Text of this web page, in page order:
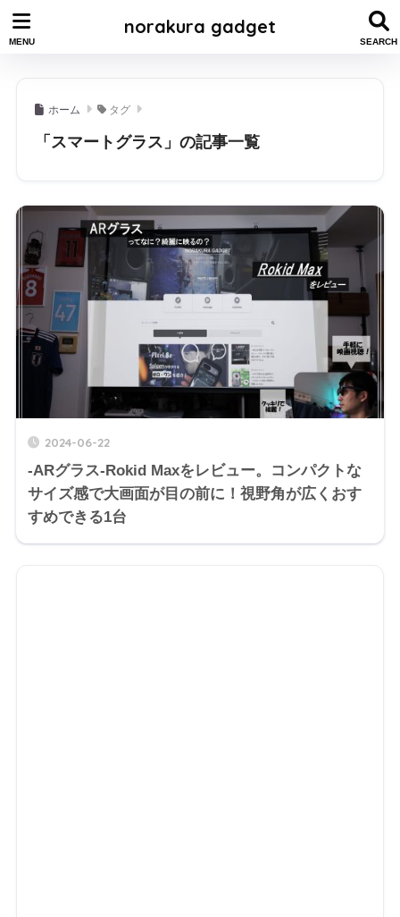
norakura gadget
ホーム タグ
「スマートグラス」の記事一覧
2024-06-22
-ARグラス-Rokid Maxをレビュー。コンパクトな
サイズ感で大画面が目の前に！視野角が広くおす
すめできる1台